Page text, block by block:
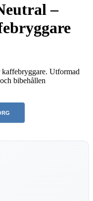
–
kaffebryggare. Utformad
bibehållen